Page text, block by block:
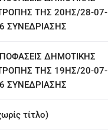
ΤΗΣ 20ΗΣ/28-07-
ΣΥΝΕΔΡΙΑΣΗΣ
ΔΗΜΟΤΙΚΗΣ
ΤΗΣ 19ΗΣ/20-07-
ΣΥΝΕΔΡΙΑΣΗΣ
τίτλο)